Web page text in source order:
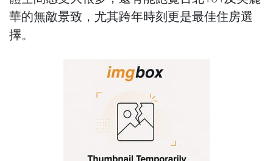
華的無敵景致，尤其跨年時刻更是最佳住房選
擇。